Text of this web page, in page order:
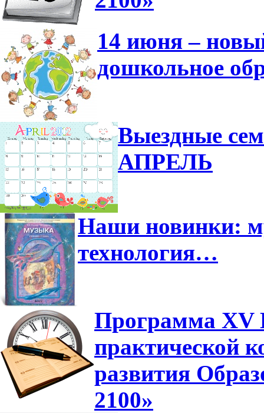
14 июня –
дошкольное
Выездные
АПРЕЛЬ
Наши новинки:
технология…
Программа XV
практической
развития
2100»